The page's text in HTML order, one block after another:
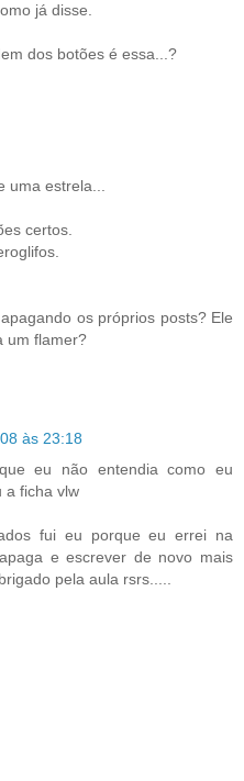
já disse.
dos botões é essa...?
estrela...
certos.
os próprios posts? Ele
um flamer?
às 23:18
eu não entendia como eu
a ficha vlw
fui eu porque eu errei na
e escrever de novo mais
pela aula rsrs.....